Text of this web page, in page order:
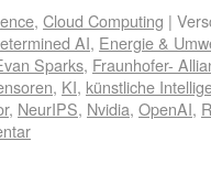
, Cloud Computing |
AI, Energie &
Sparks, Fraunhofer-
, KI, künstliche
, NeurIPS, Nvidia, OpenAI,